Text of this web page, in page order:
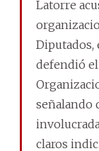
Latorre
Diputados,
defendió
señalando
claros